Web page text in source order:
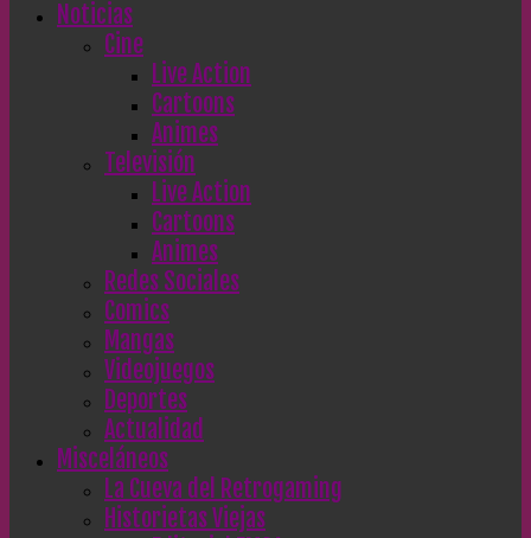
Noticias
Cine
Live Action
Cartoons
Animes
Televisión
Live Action
Cartoons
Animes
Redes Sociales
Comics
Mangas
Videojuegos
Deportes
Actualidad
Misceláneos
La Cueva del Retrogaming
Historietas Viejas